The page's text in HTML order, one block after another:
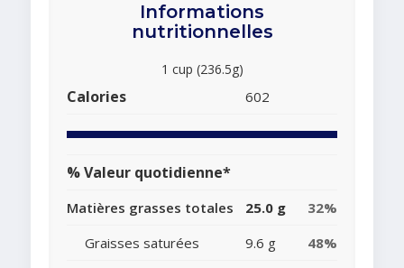
Informations
nutritionnelles
1 cup (236.5g)
Calories 602
% Valeur quotidienne*
Matières grasses totales 25.0 g
32%
Graisses saturées
9.6 g
48%